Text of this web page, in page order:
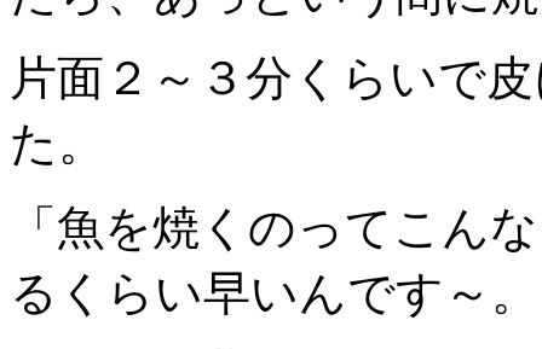
片面２～３分くらいで
た。
「魚を焼くのってこん
るくらい早いんです～。